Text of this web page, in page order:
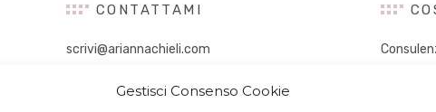
Gestisci Consenso Cookie
CONTATTAMI
scrivi@ariannachieli.com